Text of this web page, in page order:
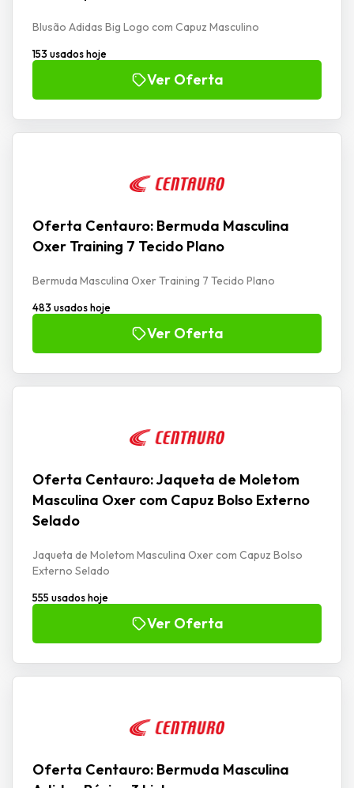
Blusão Adidas Big Logo com Capuz Masculino
153 usados hoje
Ver Oferta
Oferta Centauro: Bermuda Masculina
Oxer Training 7 Tecido Plano
Bermuda Masculina Oxer Training 7 Tecido Plano
483 usados hoje
Ver Oferta
Oferta Centauro: Jaqueta de Moletom
Masculina Oxer com Capuz Bolso Externo
Selado
Jaqueta de Moletom Masculina Oxer com Capuz Bolso
Externo Selado
555 usados hoje
Ver Oferta
Oferta Centauro: Bermuda Masculina